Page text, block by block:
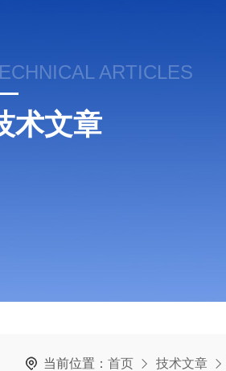
ARTICLES
术文章
当前位置： 首页 技术文章